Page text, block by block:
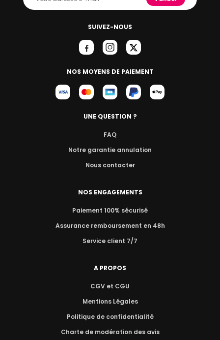
SUIVEZ-NOUS
NOS MOYENS DE PAIEMENT
UNE QUESTION ?
FAQ
Notre garantie annulation
Nous contacter
NOS ENGAGEMENTS
Paiement 100% sécurisé
Assurance remboursement en 48h
Service client 7/7
A PROPOS
CGV et CGU
Mentions Légales
Politique de confidentialité
Charte de modération des avis